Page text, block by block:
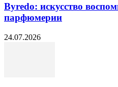
Byredo: искусство
парфюмерии
24.07.2026